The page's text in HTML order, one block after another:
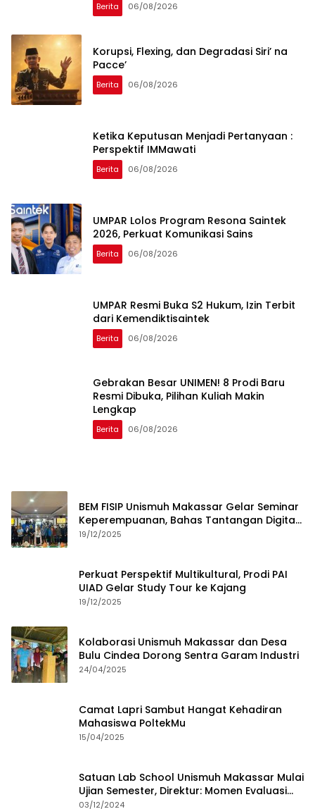
Berita 06/08/2026
Korupsi, Flexing, dan Degradasi Siri’ na
Pacce’
Berita 06/08/2026
Ketika Keputusan Menjadi Pertanyaan :
Perspektif IMMawati
Berita 06/08/2026
UMPAR Lolos Program Resona Saintek
2026, Perkuat Komunikasi Sains
Berita 06/08/2026
UMPAR Resmi Buka S2 Hukum, Izin Terbit
dari Kemendiktisaintek
Berita 06/08/2026
Gebrakan Besar UNIMEN! 8 Prodi Baru
Resmi Dibuka, Pilihan Kuliah Makin
Lengkap
Berita 06/08/2026
BEM FISIP Unismuh Makassar Gelar Seminar
Keperempuanan, Bahas Tantangan Digital
dan Budaya Lokal
19/12/2025
Perkuat Perspektif Multikultural, Prodi PAI
UIAD Gelar Study Tour ke Kajang
19/12/2025
Kolaborasi Unismuh Makassar dan Desa
Bulu Cindea Dorong Sentra Garam Industri
24/04/2025
Camat Lapri Sambut Hangat Kehadiran
Mahasiswa PoltekMu
15/04/2025
Satuan Lab School Unismuh Makassar Mulai
Ujian Semester, Direktur: Momen Evaluasi
Proses Pembelajaran
03/12/2024